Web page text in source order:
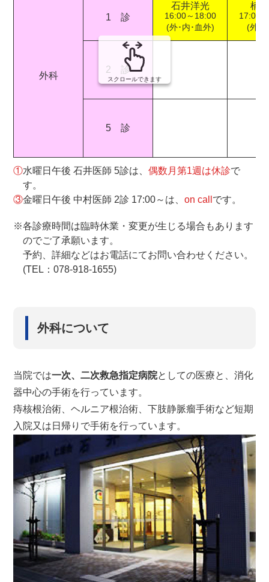
外科
1 診
石井洋光
16:00～18:00
(外･内･血外)
楠
17:00
(外･
2 診
5 診
スクロールできます
①水曜日午後 石井医師 5診は、偶数月第1週は休診で
す。
③金曜日午後 中村医師 2診 17:00～は、on call です。
※各診療時間は臨時休業・変更が生じる場合もあります
のでご了承願います。
予約、詳細などはお電話にてお問い合わせください。
(TEL：078-918-1655)
外科について
当院では一次、二次救急指定病院としての医療と、消化
器中心の手術を行っています。
痔核根治術、ヘルニア根治術、下肢静脈瘤手術など短期
入院又は日帰りで手術を行っています。